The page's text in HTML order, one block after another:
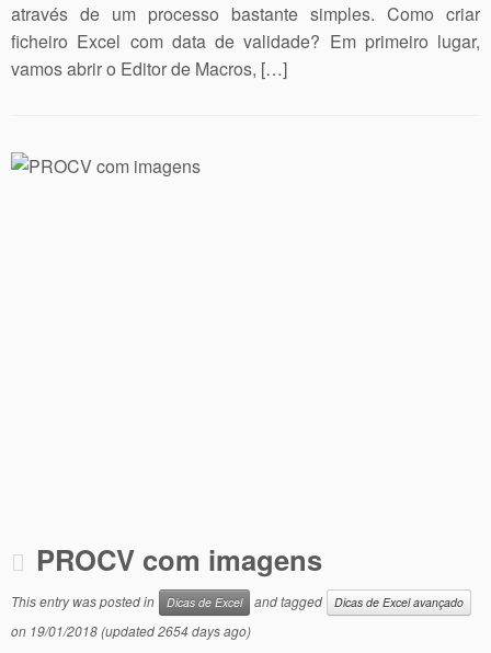
através de um processo bastante simples. Como criar
ficheiro Excel com data de validade? Em primeiro lugar,
vamos abrir o Editor de Macros, […]
PROCV com imagens
This entry was posted in Dicas de Excel and tagged Dicas de Excel avançado
on 19/01/2018(updated 2654 days ago)